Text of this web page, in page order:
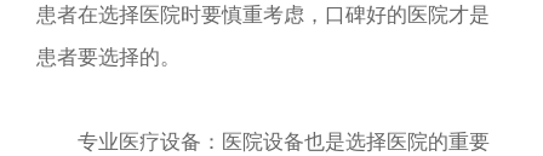
患者在选择医院时要慎重考虑，口碑好的医院才是
患者要选择的。
专业医疗设备：医院设备也是选择医院的重要